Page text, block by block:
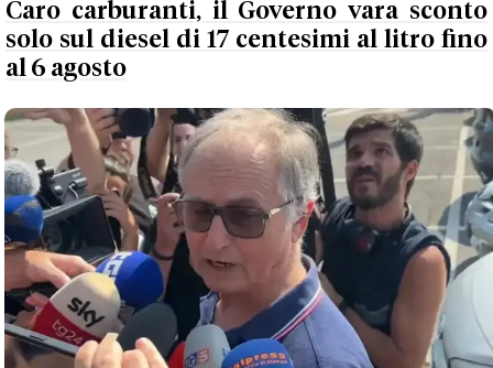
Caro carburanti, il Governo vara sconto
solo sul diesel di 17 centesimi al litro fino
al 6 agosto